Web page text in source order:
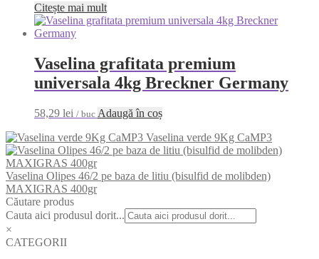
Citește mai mult
Vaselina grafitata premium
universala 4kg Breckner Germany
58,29 lei / buc Adaugă în coș
Vaselina verde 9Kg CaMP3
Vaselina Olipes 46/2 pe baza de litiu (bisulfid de molibden)
MAXIGRAS 400gr
Căutare produs
Cauta aici produsul dorit...
×
CATEGORII